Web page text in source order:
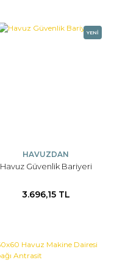
YENİ
HAVUZDAN
Havuz Güvenlik Bariyeri
3.696,15 TL